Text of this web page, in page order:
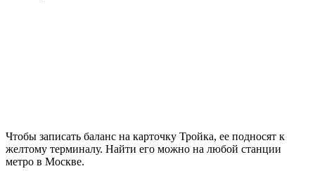
Чтобы записать баланс на карточку Тройка, ее подносят к
желтому терминалу. Найти его можно на любой станции
метро в Москве.